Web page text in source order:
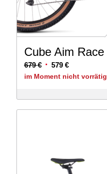
Cube Aim Race
679€ Ursprünglicher
Preis
679 €
579 €Aktueller
Preis
579 €.
im Moment nicht vorrätig